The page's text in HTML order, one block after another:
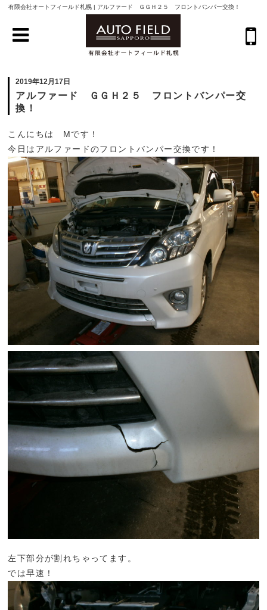
有限会社オートフィールド札幌 | アルファード ＧＧＨ２５ フロントバンパー交換！
2019年12月17日
アルファード ＧＧＨ２５ フロントバンパー交
換！
こんにちは Mです！
今日はアルファードのフロントバンパー交換です！
左下部分が割れちゃってます。
では早速！